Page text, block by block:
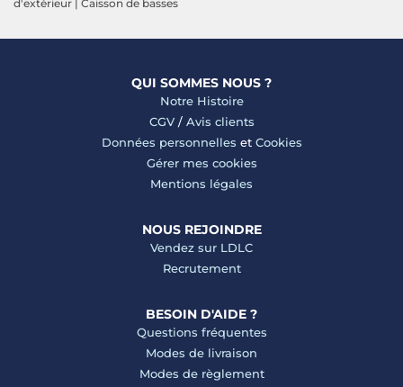
d'extérieur | Caisson de basses
QUI SOMMES NOUS ?
Notre Histoire
CGV/ Avis clients
Données personnelles et Cookies
Gérer mes cookies
Mentions légales
NOUS REJOINDRE
Vendez sur LDLC
Recrutement
BESOIN D'AIDE ?
Questions fréquentes
Modes de livraison
Modes de règlement